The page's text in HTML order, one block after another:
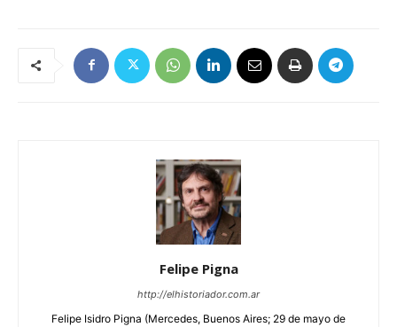
Felipe Pigna
http://elhistoriador.com.ar
Felipe Isidro Pigna (Mercedes, Buenos Aires; 29 de mayo de